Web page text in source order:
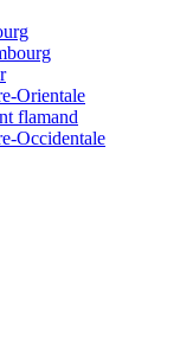
Orientale
flamand
Occidentale